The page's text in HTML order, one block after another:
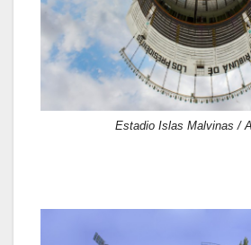
Estadio Islas Malvinas /